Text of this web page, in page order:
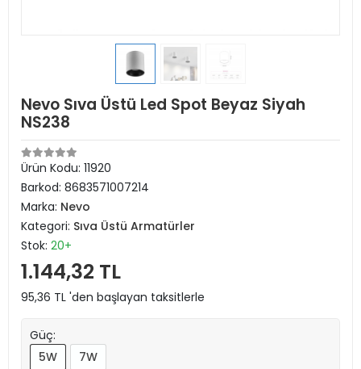
Nevo Sıva Üstü Led Spot Beyaz Siyah
NS238
Ürün Kodu: 11920
Barkod: 8683571007214
Marka: Nevo
Kategori: Sıva Üstü Armatürler
Stok: 20+
1.144,32 TL
95,36 TL 'den başlayan taksitlerle
Güç:
5W
7W